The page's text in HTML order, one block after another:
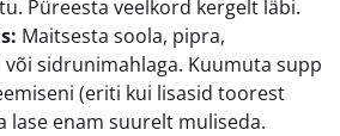
Püreesta veelkord kergelt läbi.
Maitsesta soola, pipra,
sidrunimahlaga. Kuumuta supp
(eriti kui lisasid toorest
lase enam suurelt muliseda.